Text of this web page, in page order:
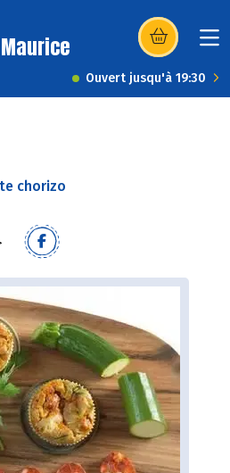
(s’ouvre dans
Ouvert jusqu'à 19:30
chorizo